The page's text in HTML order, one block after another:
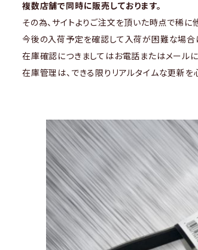
複数店舗で同時に販売しております。
その為、サイトよりご注文を頂いた時点で稀に
今後の入荷予定を確認して入荷が困難な場合
在庫確認につきましてはお電話またはメール
在庫管理は、できる限りリアルタイムな更新